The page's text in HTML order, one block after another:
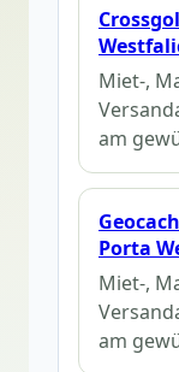
Miet-,
am
Porta
Miet-,
am